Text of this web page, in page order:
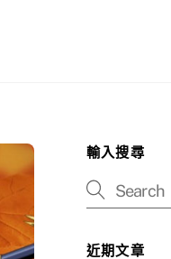
輸入搜尋
近期文章